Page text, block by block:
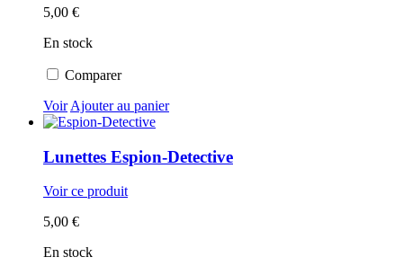
5,00 €
En stock
Comparer
Voir Ajouter au panier
Lunettes Espion-Detective
Voir ce produit
5,00 €
En stock